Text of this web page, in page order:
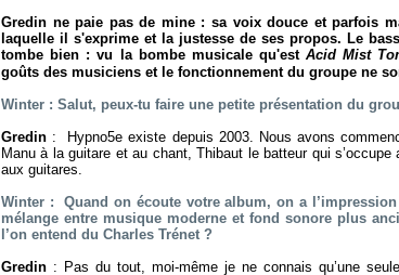
Gredin ne paie pas de mine : sa voix douce et parfois
laquelle il s'exprime et la justesse de ses propos. Le
tombe bien : vu la bombe musicale qu'est Acid Mist
goûts des musiciens et le fonctionnement du groupe ne
Winter : Salut, peux-tu faire une petite présentation du
Gredin : Hypno5e existe depuis 2003. Nous avons
Manu à la guitare et au chant, Thibaut le batteur qui
aux guitares.
Winter : Quand on écoute votre album, on a
mélange entre musique moderne et fond sonore plus
l’on entend du Charles Trénet ?
Gredin : Pas du tout, moi-même je ne connais qu’une